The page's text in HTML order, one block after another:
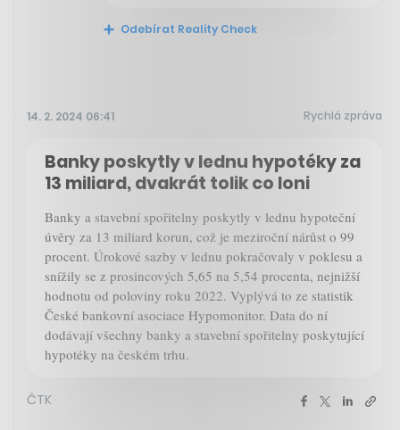
Odebírat Reality Check
14. 2. 2024 06:41 Rychlá zpráva
Banky poskytly v lednu hypotéky za
13 miliard, dvakrát tolik co loni
Banky a stavební spořitelny poskytly v lednu hypoteční
úvěry za 13 miliard korun, což je meziroční nárůst o 99
procent. Úrokové sazby v lednu pokračovaly v poklesu a
snížily se z prosincových 5,65 na 5,54 procenta, nejnižší
hodnotu od poloviny roku 2022. Vyplývá to ze statistik
České bankovní asociace Hypomonitor. Data do ní
dodávají všechny banky a stavební spořitelny poskytující
hypotéky na českém trhu.
ČTK